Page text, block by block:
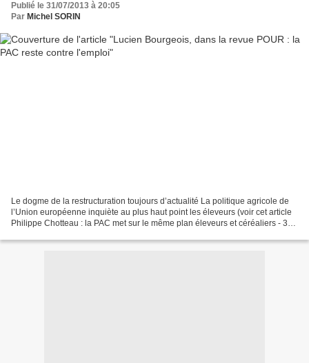
Publié le 31/07/2013 à 20:05
Par Michel SORIN
Le dogme de la restructuration toujours d’actualité La politique agricole de
l’Union européenne inquiète au plus haut point les éleveurs (voir cet article
Philippe Chotteau : la PAC met sur le même plan éleveurs et céréaliers - 30